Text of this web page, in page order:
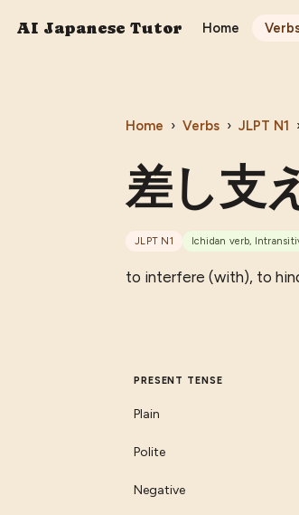
AI Japanese Tutor Home
Home › Verbs › JLPT N1
差し支
JLPT N1 Ichidan verb,
to interfere (with), to
PRESENT TENSE
Plain
Polite
Negative